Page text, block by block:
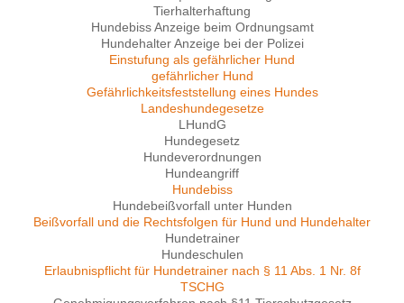
Tierhalterhaftung
Hundebiss Anzeige beim Ordnungsamt
Hundehalter Anzeige bei der Polizei
Einstufung als gefährlicher Hund
gefährlicher Hund
Gefährlichkeitsfeststellung eines Hundes
Landeshundegesetze
LHundG
Hundegesetz
Hundeverordnungen
Hundeangriff
Hundebiss
Hundebeißvorfall unter Hunden
Beißvorfall und die Rechtsfolgen für Hund und Hundehalter
Hundetrainer
Hundeschulen
Erlaubnispflicht für Hundetrainer nach § 11 Abs. 1 Nr. 8f
TSCHG